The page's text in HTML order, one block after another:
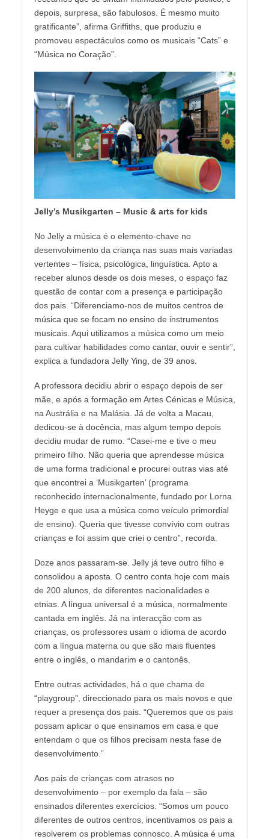
depois, surpresa, são fabulosos. É mesmo muito
gratificante”, afirma Griffiths, que produziu e
promoveu espectáculos como os musicais “Cats” e
“Música no Coração”.
Jelly’s Musikgarten – Music & arts for kids
No Jelly a música é o elemento-chave no
desenvolvimento da criança nas suas mais variadas
vertentes – física, psicológica, linguística. Apto a
receber alunos desde os dois meses, o espaço faz
questão de contar com a presença e participação
dos pais. “Diferenciamo-nos de muitos centros de
música que se focam no ensino de instrumentos
musicais. Aqui utilizamos a música como um meio
para cultivar habilidades como cantar, ouvir e sentir”,
explica a fundadora Jelly Ying, de 39 anos.
A professora decidiu abrir o espaço depois de ser
mãe, e após a formação em Artes Cénicas e Música,
na Austrália e na Malásia. Já de volta a Macau,
dedicou-se à docência, mas algum tempo depois
decidiu mudar de rumo. “Casei-me e tive o meu
primeiro filho. Não queria que aprendesse música
de uma forma tradicional e procurei outras vias até
que encontrei a ‘Musikgarten’ (programa
reconhecido internacionalmente, fundado por Lorna
Heyge e que usa a música como veículo primordial
de ensino). Queria que tivesse convívio com outras
crianças e foi assim que criei o centro”, recorda.
Doze anos passaram-se. Jelly já teve outro filho e
consolidou a aposta. O centro conta hoje com mais
de 200 alunos, de diferentes nacionalidades e
etnias. A língua universal é a música, normalmente
cantada em inglês. Já na interacção com as
crianças, os professores usam o idioma de acordo
com a língua materna ou que são mais fluentes
entre o inglês, o mandarim e o cantonês.
Entre outras actividades, há o que chama de
“playgroup”, direccionado para os mais novos e que
requer a presença dos pais. “Queremos que os pais
possam aplicar o que ensinamos em casa e que
entendam o que os filhos precisam nesta fase de
desenvolvimento.”
Aos pais de crianças com atrasos no
desenvolvimento – por exemplo da fala – são
ensinados diferentes exercícios. “Somos um pouco
diferentes de outros centros, incentivamos os pais a
resolverem os problemas connosco. A música é uma